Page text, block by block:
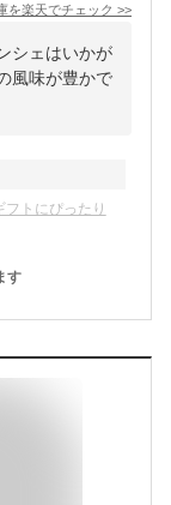
を楽天でチェック >>
シェはいかが
風味が豊かで
フトにぴったり
す